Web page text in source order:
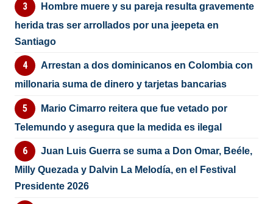
Hombre muere y su pareja resulta gravemente
herida tras ser arrollados por una jeepeta en
Santiago
Arrestan a dos dominicanos en Colombia con
millonaria suma de dinero y tarjetas bancarias
Mario Cimarro reitera que fue vetado por
Telemundo y asegura que la medida es ilegal
Juan Luis Guerra se suma a Don Omar, Beéle,
Milly Quezada y Dalvin La Melodía, en el Festival
Presidente 2026